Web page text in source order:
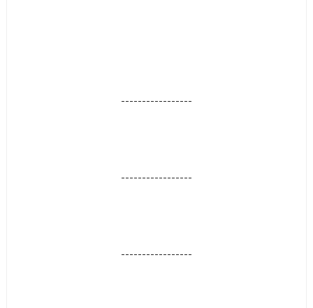
-----------------
-----------------
-----------------